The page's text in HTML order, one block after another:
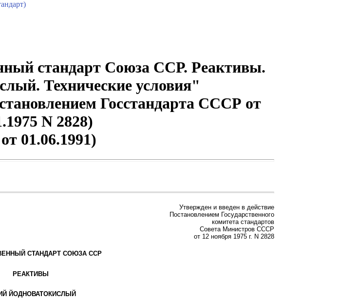
стандарт Союза ССР. Реактивы.
Технические условия"
Госстандарта СССР от
N 2828)
01.06.1991)
Утвержден и введен в действие
Постановлением Государственного
комитета стандартов
Совета Министров СССР
от 12 ноября 1975 г. N 2828
СТАНДАРТ СОЮЗА ССР
РЕАКТИВЫ
ЙОДНОВАТОКИСЛЫЙ